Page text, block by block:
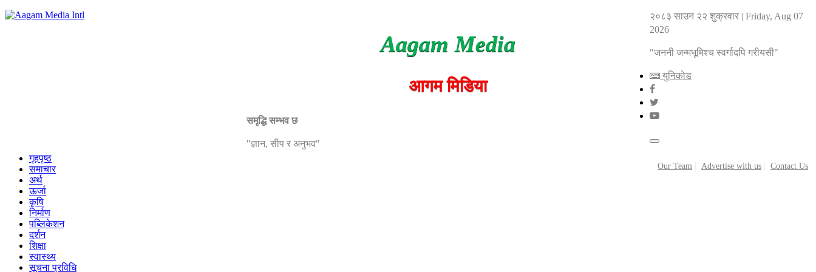
Aagam Media
आगम मिडिया
समृद्धि सम्भव छ
"ज्ञान, सीप र अनुभव"
Our Team Advertise with us Contact Us
२०८३ साउन २२ शुक्रवार |Friday, Aug 07
2026
"जननी जन्मभूमिश्च स्वर्गादपि गरीयसी"
युनिकाेड
गृहपृष्ठ
समाचार
अर्थ
ऊर्जा
कृषि
निर्माण
पब्लिकेशन
दर्शन
शिक्षा
स्वास्थ्य
सूचना प्रविधि